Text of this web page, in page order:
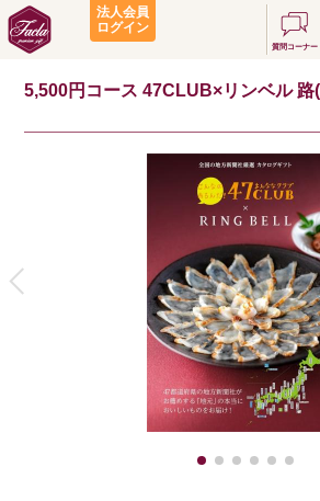
法人会員
ログイン
質問コーナー
5,500円コース 47CLUB×リンベル 路